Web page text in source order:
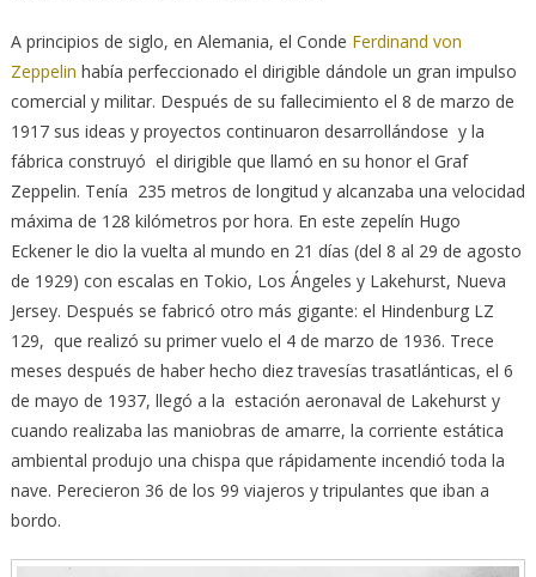
A principios de siglo, en Alemania, el Conde Ferdinand von
Zeppelin había perfeccionado el dirigible dándole un gran impulso
comercial y militar. Después de su fallecimiento el 8 de marzo de
1917 sus ideas y proyectos continuaron desarrollándose y la
fábrica construyó el dirigible que llamó en su honor el Graf
Zeppelin. Tenía 235 metros de longitud y alcanzaba una velocidad
máxima de 128 kilómetros por hora. En este zepelín Hugo
Eckener le dio la vuelta al mundo en 21 días (del 8 al 29 de agosto
de 1929) con escalas en Tokio, Los Ángeles y Lakehurst, Nueva
Jersey. Después se fabricó otro más gigante: el Hindenburg LZ
129, que realizó su primer vuelo el 4 de marzo de 1936. Trece
meses después de haber hecho diez travesías trasatlánticas, el 6
de mayo de 1937, llegó a la estación aeronaval de Lakehurst y
cuando realizaba las maniobras de amarre, la corriente estática
ambiental produjo una chispa que rápidamente incendió toda la
nave. Perecieron 36 de los 99 viajeros y tripulantes que iban a
bordo.